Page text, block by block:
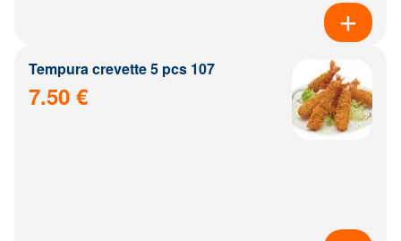
Tempura crevette 5 pcs 107
7.50 €